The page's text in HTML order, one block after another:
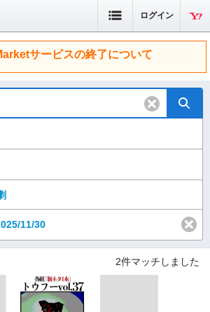
ログイン
サービスの終了について
11/30
2件マッチしました